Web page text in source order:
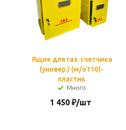
Ящик для газ. счетчика
(универ.) (м/о110)-
пластик
Много
1 450 ₽/шт